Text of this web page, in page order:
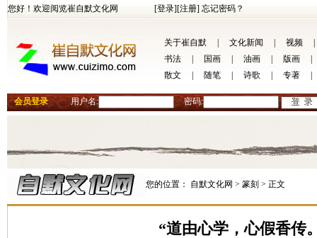
您好！欢迎阅览崔自默文化网 [登录][注册] 忘记密码？
关于崔自默 文化新闻 视频
书法
国画 油画 版画
散文
随笔 诗歌 专著
会员登录 用户名: 密码:
您的位置： 自默文化网 > 篆刻 > 正文
“道由心学，心假香传